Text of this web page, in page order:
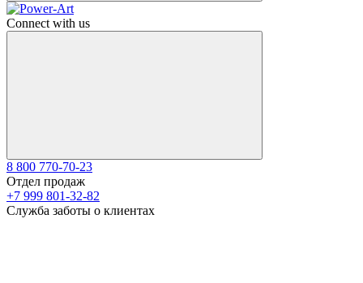
Connect with us
8 800 770-70-23
Отдел продаж
+7 999 801-32-82
Служба заботы о клиентах